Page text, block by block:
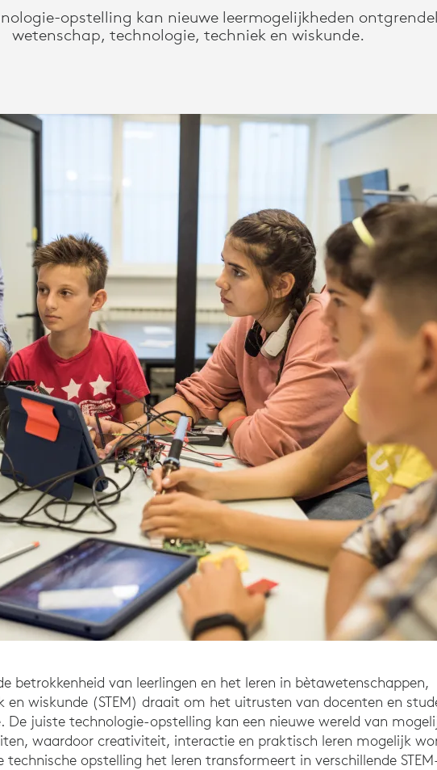
opstelling kan nieuwe leermogelijkheden
wetenschap, technologie, techniek en wiskunde.
betrokkenheid van leerlingen en het leren in bètawetenschappen,
en wiskunde (STEM) draait om het uitrusten van docenten en
De juiste technologie-opstelling kan een nieuwe wereld van
waardoor creativiteit, interactie en praktisch leren mogelijk
technische opstelling het leren transformeert in verschillende